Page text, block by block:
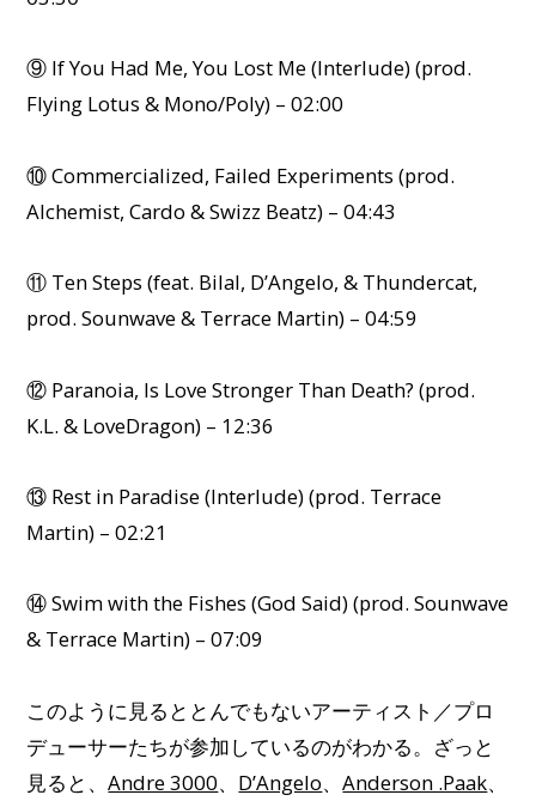
⑨ If You Had Me, You Lost Me (Interlude) (prod.
Flying Lotus & Mono/Poly) – 02:00
⑩ Commercialized, Failed Experiments (prod.
Alchemist, Cardo & Swizz Beatz) – 04:43
⑪ Ten Steps (feat. Bilal, D’Angelo, & Thundercat,
prod. Sounwave & Terrace Martin) – 04:59
⑫ Paranoia, Is Love Stronger Than Death? (prod.
K.L. & LoveDragon) – 12:36
⑬ Rest in Paradise (Interlude) (prod. Terrace
Martin) – 02:21
⑭ Swim with the Fishes (God Said) (prod. Sounwave
& Terrace Martin) – 07:09
このように見るととんでもないアーティスト／プロ
デューサーたちが参加しているのがわかる。ざっと
見ると、Andre 3000、 D’Angelo、Anderson .Paak、